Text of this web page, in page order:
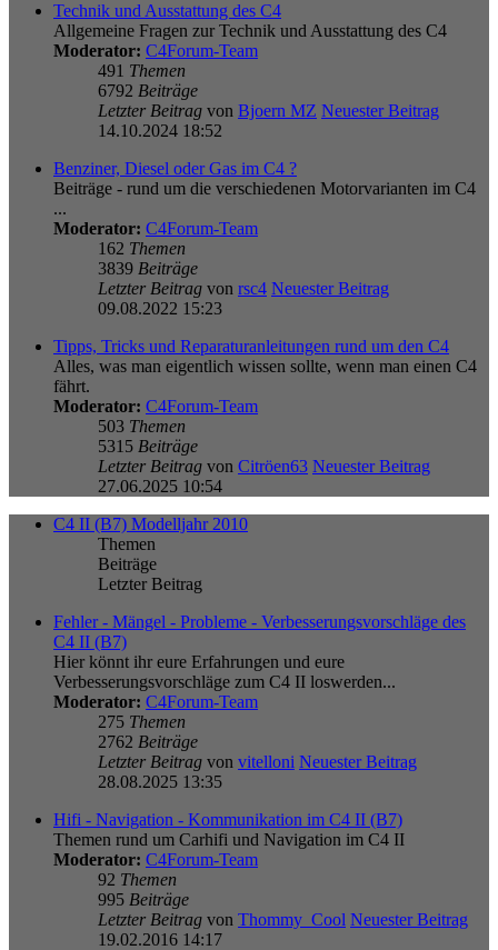
Technik und Ausstattung des C4
Allgemeine Fragen zur Technik und Ausstattung des C4
Moderator: C4Forum-Team
491 Themen
6792 Beiträge
Letzter Beitrag von Bjoern MZ Neuester Beitrag
14.10.2024 18:52
Benziner, Diesel oder Gas im C4 ?
Beiträge - rund um die verschiedenen Motorvarianten im C4
...
Moderator: C4Forum-Team
162 Themen
3839 Beiträge
Letzter Beitrag von rsc4 Neuester Beitrag
09.08.2022 15:23
Tipps, Tricks und Reparaturanleitungen rund um den C4
Alles, was man eigentlich wissen sollte, wenn man einen C4
fährt.
Moderator: C4Forum-Team
503 Themen
5315 Beiträge
Letzter Beitrag von Citröen63 Neuester Beitrag
27.06.2025 10:54
C4 II (B7) Modelljahr 2010
Themen
Beiträge
Letzter Beitrag
Fehler - Mängel - Probleme - Verbesserungsvorschläge des
C4 II (B7)
Hier könnt ihr eure Erfahrungen und eure
Verbesserungsvorschläge zum C4 II loswerden...
Moderator: C4Forum-Team
275 Themen
2762 Beiträge
Letzter Beitrag von vitelloni Neuester Beitrag
28.08.2025 13:35
Hifi - Navigation - Kommunikation im C4 II (B7)
Themen rund um Carhifi und Navigation im C4 II
Moderator: C4Forum-Team
92 Themen
995 Beiträge
Letzter Beitrag von Thommy_Cool Neuester Beitrag
19.02.2016 14:17